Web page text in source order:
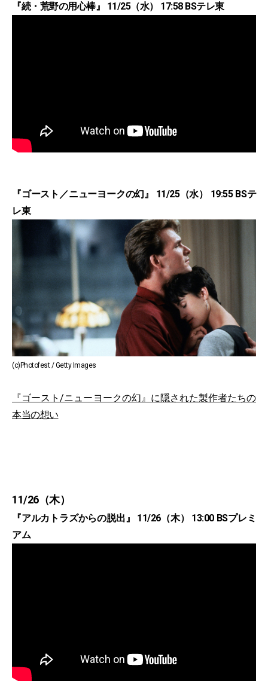
『続・荒野の用心棒』 11/25（水） 17:58 BSテレ東
『ゴースト／ニューヨークの幻』 11/25（水） 19:55 BSテ
レ東
(c)Photofest / Getty Images
『ゴースト/ニューヨークの幻』に隠された製作者たちの
本当の想い
11/26（木）
『アルカトラズからの脱出』 11/26（木） 13:00 BSプレミ
アム